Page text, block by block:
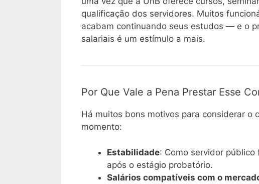
qualificação dos servidores. Muitos
acabam continuando seus estudos — e o
salariais é um estímulo a mais.
Por Que Vale a Pena Prestar Esse
Há muitos bons motivos para considerar o
momento:
Estabilidade: Como servidor
após o estágio probatório.
Salários compatíveis com o